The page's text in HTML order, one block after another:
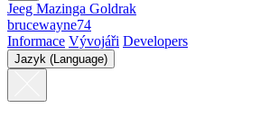
Jeeg Mazinga Goldrak
brucewayne74
Informace Vývojáři Developers
Jazyk (Language)